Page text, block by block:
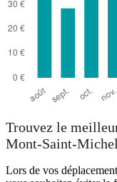
Trouvez le
Mont-Saint-
Lors de vos